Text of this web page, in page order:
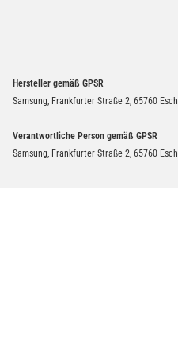
Hersteller gemäß GPSR
Samsung, Frankfurter Straße 2, 65760
Verantwortliche Person gemäß GPSR
Samsung, Frankfurter Straße 2, 65760